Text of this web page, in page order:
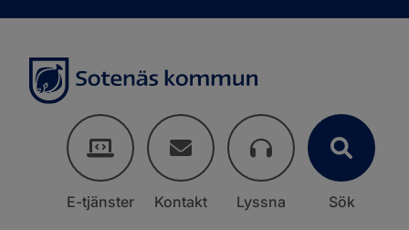
E-tjänster Kontakt Lyssna Sök